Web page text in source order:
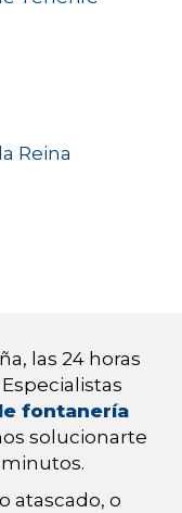
Reina
las 24 horas
fontanería
solucionarte
atascado, o